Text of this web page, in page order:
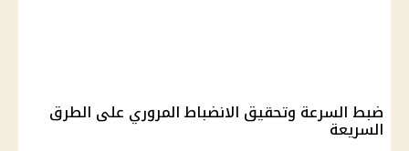
ضبط السرعة وتحقيق الانضباط المروري على الطرق
السريعة